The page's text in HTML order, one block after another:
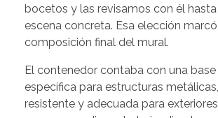
bocetos y las revisamos con él
escena concreta. Esa elección
composición final del mural.
El contenedor contaba con una
específica para estructuras
resistente y adecuada para